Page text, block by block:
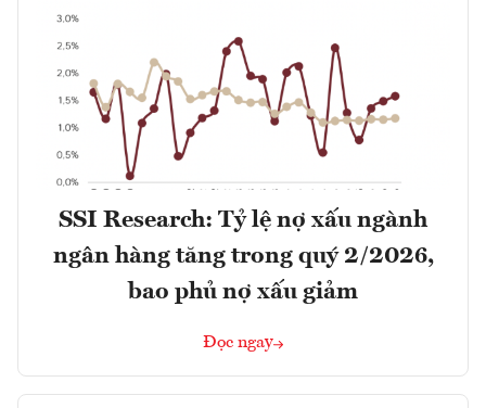
SSI Research: Tỷ lệ nợ xấu ngành
ngân hàng tăng trong quý 2/2026,
bao phủ nợ xấu giảm
Đọc ngay